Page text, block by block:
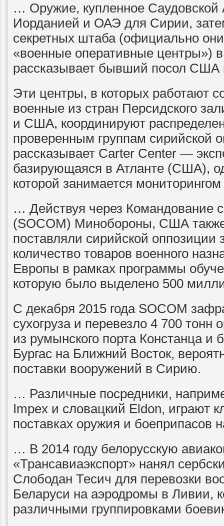
… Оружие, купленное Саудовской
Иорданией и ОАЭ для Сирии,
секретных штаба (официально
«военные оперативные центры»)
рассказывает бывший посол
Эти центры, в которых работают
военные из стран Персидского
и США, координируют
проверенным группам сирийской
рассказывает Carter Center —
базирующаяся в Атланте (США),
которой занимается
… Действуя через Командование
(SOCOM) Минобороны, США
поставляли сирийской оппозиции
количество товаров военного
Европы в рамках программы
которую было выделено 500
С декабря 2015 года SOCOM
сухогруза и перевезло 4 700 тонн
из румынского порта Констанца и
Бургас на Ближний Восток,
поставки вооружений в Сирию.
… Различные посредники,
Impex и словацкий Eldon, играют
поставках оружия и боеприпасов
… В 2014 году белорусскую
«Трансавиаэкспорт» нанял
Слободан Тесич для перевозки
Беларуси на аэродромы в Ливии,
различными группировками